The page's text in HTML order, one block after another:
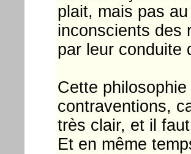
plait, mais pas
inconscients des
par leur conduite
Cette
contraventions,
très clair, et il
Et en même